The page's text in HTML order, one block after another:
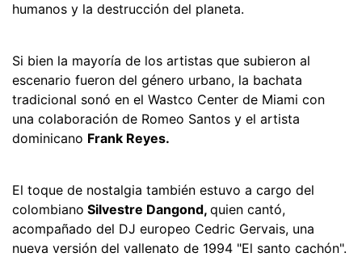
humanos y la destrucción del planeta.
Si bien la mayoría de los artistas que subieron al
escenario fueron del género urbano, la bachata
tradicional sonó en el Wastco Center de Miami con
una colaboración de Romeo Santos y el artista
dominicano Frank Reyes.
El toque de nostalgia también estuvo a cargo del
colombiano Silvestre Dangond, quien cantó,
acompañado del DJ europeo Cedric Gervais, una
nueva versión del vallenato de 1994 "El santo cachón".